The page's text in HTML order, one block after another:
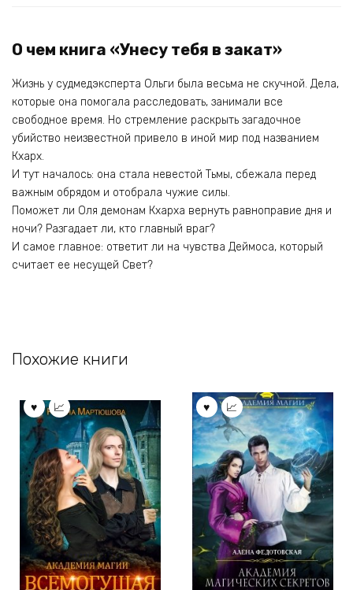
О чем книга «Унесу тебя в закат»
Жизнь у судмедэксперта Ольги была весьма не скучной. Дела,
которые она помогала расследовать, занимали все
свободное время. Но стремление раскрыть загадочное
убийство неизвестной привело в иной мир под названием
Кхарх.
И тут началось: она стала невестой Тьмы, сбежала перед
важным обрядом и отобрала чужие силы.
Поможет ли Оля демонам Кхарха вернуть равноправие дня и
ночи? Разгадает ли, кто главный враг?
И самое главное: ответит ли на чувства Деймоса, который
считает ее несущей Свет?
Похожие книги